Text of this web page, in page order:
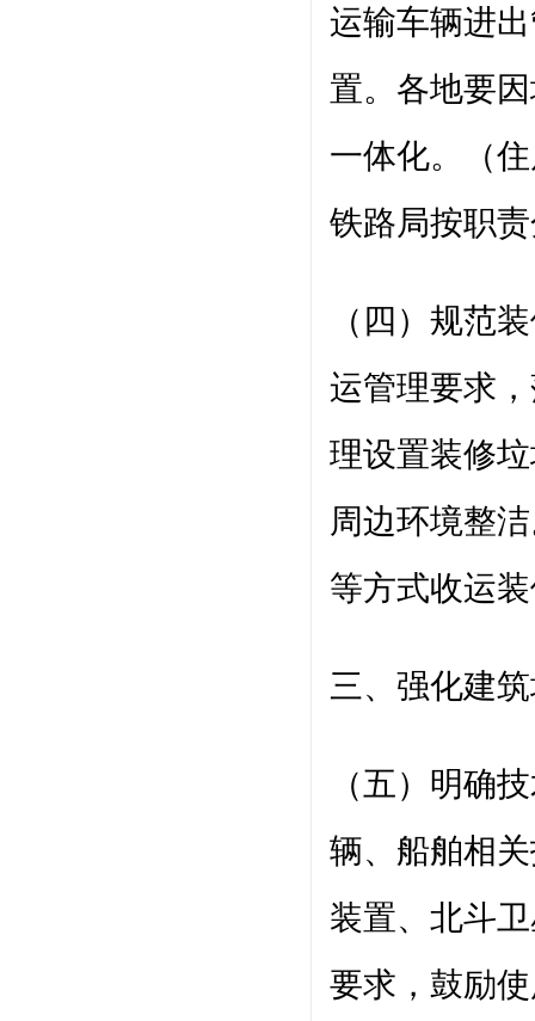
运输车辆进
置。各地要
一体化。（
铁路局按职
（四）规范
运管理要求
理设置装修
周边环境整
等方式收运
三、强化建
（五）明确
辆、船舶相
装置、北斗
要求，鼓励